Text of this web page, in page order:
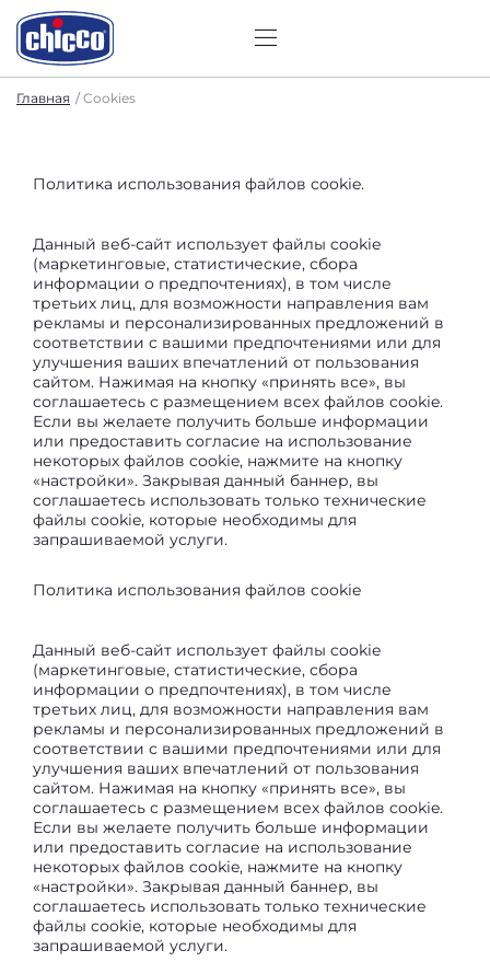
Главная Cookies
Политика использования файлов cookie.
Данный веб-сайт использует файлы cookie
(маркетинговые, статистические, сбора
информации о предпочтениях), в том числе
третьих лиц, для возможности направления вам
рекламы и персонализированных предложений в
соответствии с вашими предпочтениями или для
улучшения ваших впечатлений от пользования
сайтом. Нажимая на кнопку «принять все», вы
соглашаетесь с размещением всех файлов cookie.
Если вы желаете получить больше информации
или предоставить согласие на использование
некоторых файлов cookie, нажмите на кнопку
«настройки». Закрывая данный баннер, вы
соглашаетесь использовать только технические
файлы cookie, которые необходимы для
запрашиваемой услуги.
Политика использования файлов cookie
Данный веб-сайт использует файлы cookie
(маркетинговые, статистические, сбора
информации о предпочтениях), в том числе
третьих лиц, для возможности направления вам
рекламы и персонализированных предложений в
соответствии с вашими предпочтениями или для
улучшения ваших впечатлений от пользования
сайтом. Нажимая на кнопку «принять все», вы
соглашаетесь с размещением всех файлов cookie.
Если вы желаете получить больше информации
или предоставить согласие на использование
некоторых файлов cookie, нажмите на кнопку
«настройки». Закрывая данный баннер, вы
соглашаетесь использовать только технические
файлы cookie, которые необходимы для
запрашиваемой услуги.